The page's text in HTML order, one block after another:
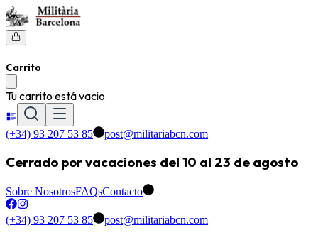
Carrito
Tu carrito está vacio
(+34) 93 207 53 85 post@militariabcn.com
Cerrado por vacaciones del 10 al 23 de agosto
Sobre NosotrosFAQsContacto
(+34) 93 207 53 85 post@militariabcn.com